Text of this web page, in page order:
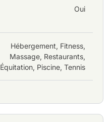
Oui
Hébergement, Fitness,
Massage, Restaurants,
Équitation, Piscine, Tennis